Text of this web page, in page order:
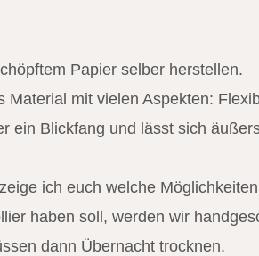
Papier selber herstellen.
Material mit vielen Aspekten:
ein Blickfang und lässt sich
ich euch welche
haben soll, werden wir
dann Übernacht trocknen.